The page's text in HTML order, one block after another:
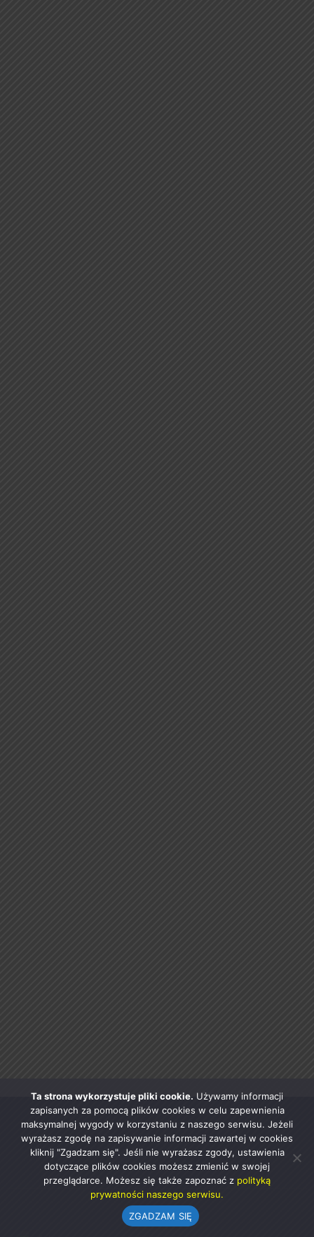
Ta strona wykorzystuje pliki cookie. Używamy informacji
zapisanych za pomocą plików cookies w celu zapewnienia
maksymalnej wygody w korzystaniu z naszego serwisu. Jeżeli
wyrażasz zgodę na zapisywanie informacji zawartej w cookies
kliknij "Zgadzam się". Jeśli nie wyrażasz zgody, ustawienia
dotyczące plików cookies możesz zmienić w swojej
przeglądarce. Możesz się także zapoznać z polityką
prywatności naszego serwisu.
ZGADZAM SIĘ